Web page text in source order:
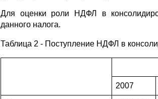
Для оценки роли НДФЛ в
данного налога.
Таблица 2 - Поступление НДФЛ в
2007